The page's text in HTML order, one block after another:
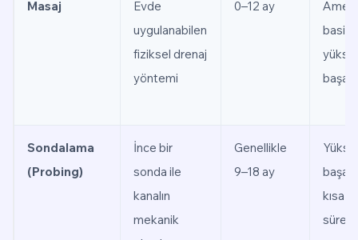
Masaj
Evde
uygulanabilen
fiziksel drenaj
yöntemi
0–12 ay
basit,
başarı
Sondalama
(Probing)
İnce bir
sonda ile
kanalın
mekanik
Genellikle
9–18 ay
başarı
kısa
süresi